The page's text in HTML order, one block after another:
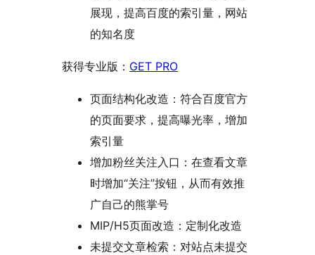
展现，提高百度的索引量，网站
的知名度
获得专业版： GET PRO
页面结构化改造：符合百度官方
的页面要求，提高曝光率，增加
索引量
增加粉丝关注入口：在查看文章
时增加“关注”按钮，从而有效推
广自己的熊掌号
MIP/H5页面改造：定制化改造
未提交文章检索：对站点未提交